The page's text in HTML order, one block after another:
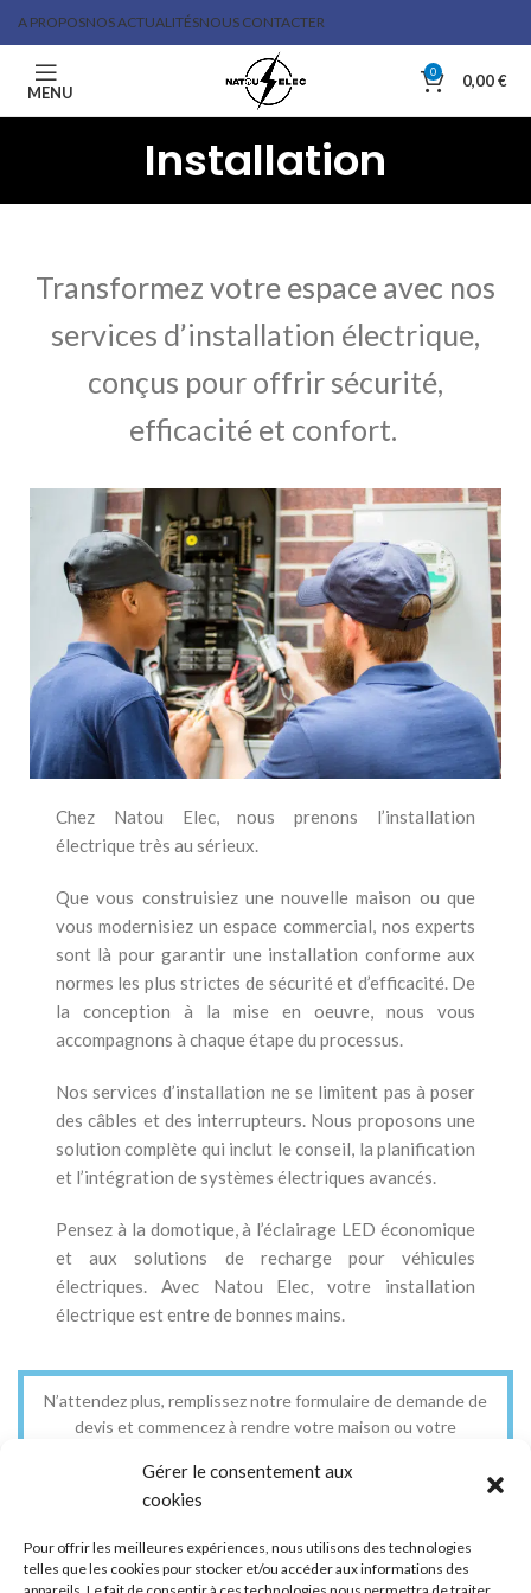
Gérer le consentement aux
cookies
Pour offrir les meilleures expériences, nous utilisons des technologies
telles que les cookies pour stocker et/ou accéder aux informations des
A PROPOSNOS ACTUALITÉSNOUS CONTACTER
MENU
0 0,00€
Installation
Transformez votre espace avec nos
services d’installation électrique,
conçus pour offrir sécurité,
efficacité et confort.
Chez Natou Elec, nous prenons l’installation
électrique très au sérieux.
Que vous construisiez une nouvelle maison ou que
vous modernisiez un espace commercial, nos experts
sont là pour garantir une installation conforme aux
normes les plus strictes de sécurité et d’efficacité. De
la conception à la mise en oeuvre, nous vous
accompagnons à chaque étape du processus.
Nos services d’installation ne se limitent pas à poser
des câbles et des interrupteurs. Nous proposons une
solution complète qui inclut le conseil, la planification
et l’intégration de systèmes électriques avancés.
Pensez à la domotique, à l’éclairage LED économique
et aux solutions de recharge pour véhicules
électriques. Avec Natou Elec, votre installation
électrique est entre de bonnes mains.
N’attendez plus, remplissez notre formulaire de demande de
devis et commencez à rendre votre maison ou votre